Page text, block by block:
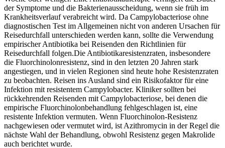
der Symptome und die Bakterienausscheidung, wenn sie früh im
Krankheitsverlauf verabreicht wird. Da Campylobacteriose ohne
diagnostischen Test im Allgemeinen nicht von anderen Ursachen für
Reisedurchfall unterschieden werden kann, sollte die Verwendung
empirischer Antibiotika bei Reisenden den Richtlinien für
Reisedurchfall folgen.Die Antibiotikaresistenzraten, insbesondere
die Fluorchinolonresistenz, sind in den letzten 20 Jahren stark
angestiegen, und in vielen Regionen sind heute hohe Resistenzraten
zu beobachten. Reisen ins Ausland sind ein Risikofaktor für eine
Infektion mit resistentem Campylobacter. Kliniker sollten bei
rückkehrenden Reisenden mit Campylobacteriose, bei denen die
empirische Fluorchinolonbehandlung fehlgeschlagen ist, eine
resistente Infektion vermuten. Wenn Fluorchinolon-Resistenz
nachgewiesen oder vermutet wird, ist Azithromycin in der Regel die
nächste Wahl der Behandlung, obwohl Resistenz gegen Makrolide
auch berichtet wurde.